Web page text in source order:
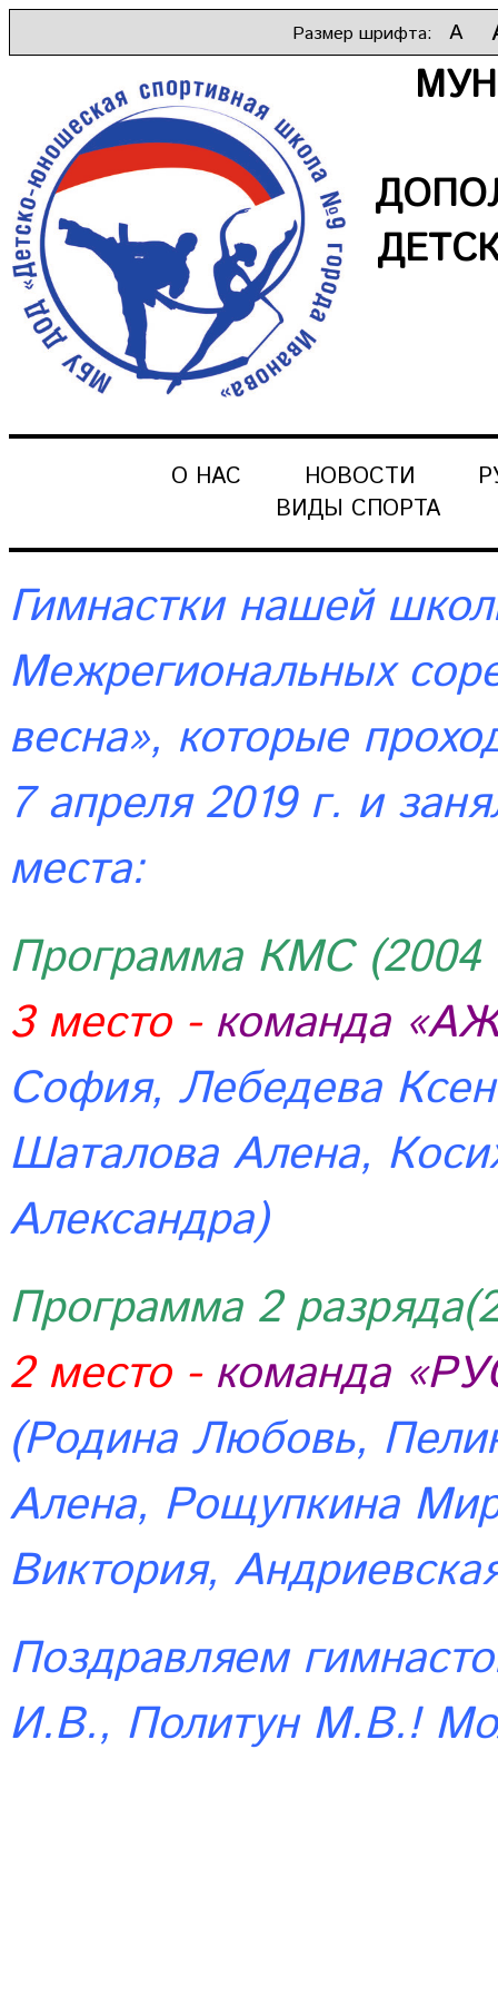
Размер шрифта: A
О НАС НОВОСТИ
ВИДЫ СПОРТА
Гимнастки нашей
Межрегиональных
весна», которые
7 апреля 2019 г. и
места:
Программа КМС (2004
3 место - команда
София, Лебедева
Шаталова Алена,
Александра)
Программа 2
2 место - команда
(Родина Любовь,
Алена, Рощупкина
Виктория,
Поздравляем
И.В., Политун М.В.!